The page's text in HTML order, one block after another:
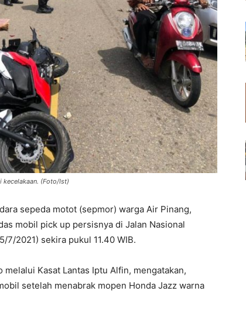
kecelakaan. (Foto/Ist)
sepeda motot (sepmor) warga Air Pinang,
mobil pick up persisnya di Jalan Nasional
7/2021) sekira pukul 11.40 WIB.
Kasat Lantas Iptu Alfin, mengatakan,
setelah menabrak mopen Honda Jazz warna